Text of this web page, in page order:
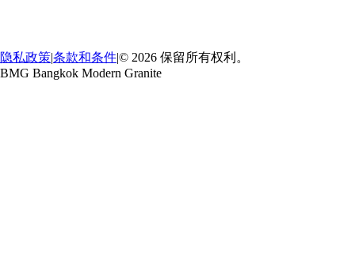
隐私政策|条款和条件|© 2026 保留所有权利。
BMG Bangkok Modern Granite